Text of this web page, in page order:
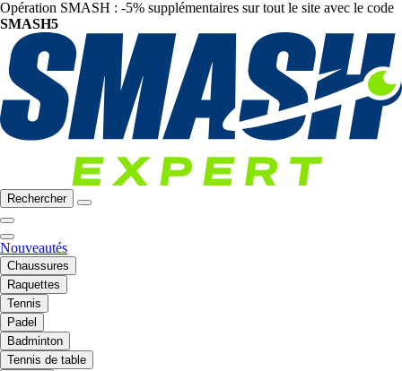
Opération SMASH : -5% supplémentaires sur tout le site avec le code
SMASH5
Rechercher
Nouveautés
Chaussures
Raquettes
Tennis
Padel
Badminton
Tennis de table